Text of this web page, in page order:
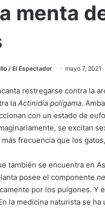
menta
/ El Espectador mayo 7, 2021
restregarse contra la
la Actinidia polígama.
con un estado de
se excitan
frecuencia que los
también se encuentra en
posee el componente
por los pulgones. Y
la medicina naturista se